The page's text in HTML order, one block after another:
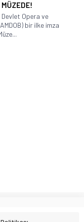
MÜZEDE!
Opera ve
bir ilke imza